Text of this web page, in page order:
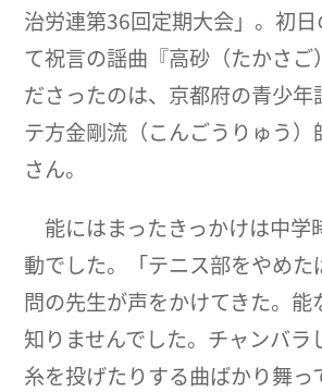
治労連第36回定期大会」。初
て祝言の謡曲『高砂（たかさご
ださったのは、京都府の青少年
テ方金剛流（こんごうりゅう）
さん。
能にはまったきっかけは中学
動でした。「テニス部をやめた
問の先生が声をかけてきた。能
知りませんでした。チャンバラ
糸を投げたりする曲ばかり舞っ